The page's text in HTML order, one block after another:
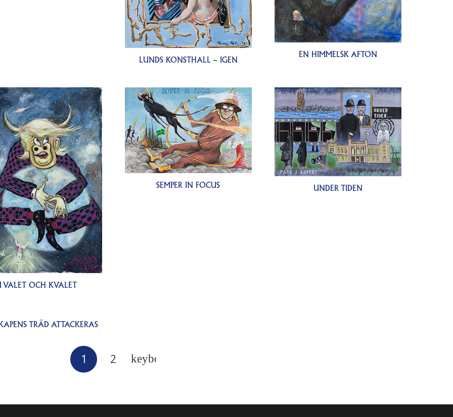
LUNDS KONSTHALL – IGEN
EN HIMMELSK AFTON
I VALET OCH KVALET
SEMPER IN FOCUS UNDER TIDEN
TRÄD ATTACKERAS
1 2